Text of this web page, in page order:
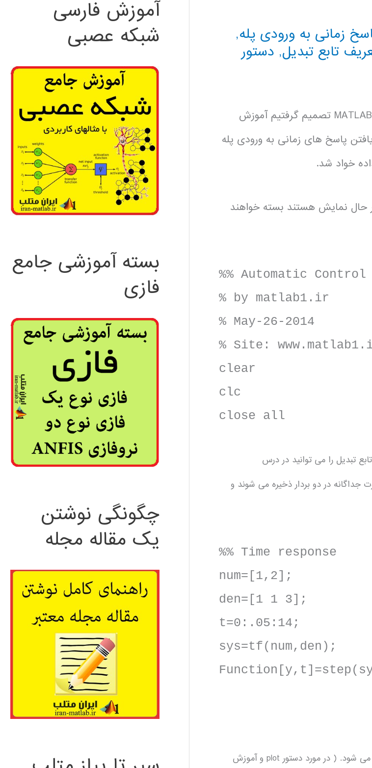
زمانی به ورودی پله,
تابع تبدیل, دستور
در راستای استقبال دوستان از مباحث کنترل خطی به کمک نرم افزار MATLAB تصمیم گرفتیم آموزش
پاسخ های زمانی به ورودی پله
خواد شد.
حال نمایش هستند بسته خواهند
%% Automatic
% by matlab1.ir
% May-26-2014
% Site:
clear %Clear
clc %Clear
close all
تبدیل را می توانید در درس
در دو بردار ذخیره می شوند و
%% Time response
num=[1,2];
den=[1 1 3];
t=0:.05:14;
sys=tf(num,den);
برای بدست آوردن پاسخ زمانی به ورودی پله از دستور step به صورت زیر استفاده می شود. ( در مورد دستور plot و آموزش
آموزش فارسی
شبکه عصبی
بسته آموزشی جامع
فازی
چگونگی نوشتن
یک مقاله مجله